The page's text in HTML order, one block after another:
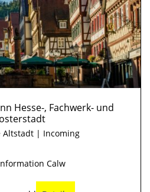
Hesse-, Fachwerk- und
Altstadt | Incoming
Calw